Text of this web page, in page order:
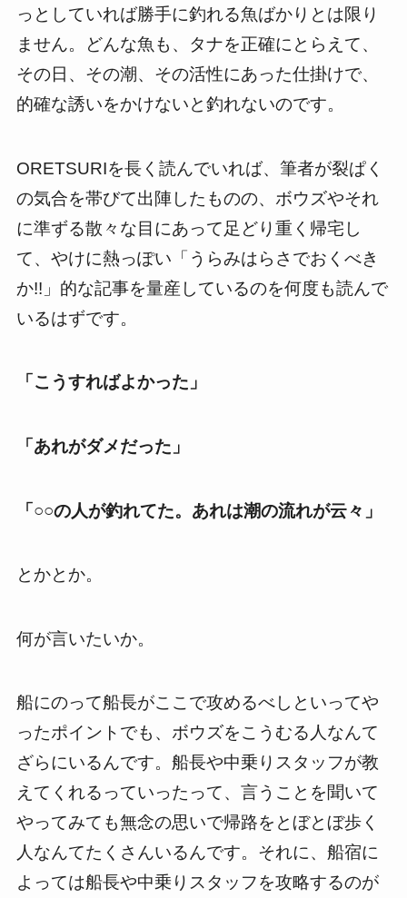
っとしていれば勝手に釣れる魚ばかりとは限り
ません。どんな魚も、タナを正確にとらえて、
その日、その潮、その活性にあった仕掛けで、
的確な誘いをかけないと釣れないのです。
ORETSURIを長く読んでいれば、筆者が裂ぱく
の気合を帯びて出陣したものの、ボウズやそれ
に準ずる散々な目にあって足どり重く帰宅し
て、やけに熱っぽい「うらみはらさでおくべき
か!!」的な記事を量産しているのを何度も読んで
いるはずです。
「こうすればよかった」
「あれがダメだった」
「○○の人が釣れてた。あれは潮の流れが云々」
とかとか。
何が言いたいか。
船にのって船長がここで攻めるべしといってや
ったポイントでも、ボウズをこうむる人なんて
ざらにいるんです。船長や中乗りスタッフが教
えてくれるっていったって、言うことを聞いて
やってみても無念の思いで帰路をとぼとぼ歩く
人なんてたくさんいるんです。それに、船宿に
よっては船長や中乗りスタッフを攻略するのが